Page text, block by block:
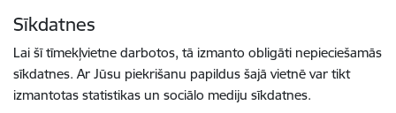
Sīkdatnes
Lai šī tīmekļvietne darbotos, tā izmanto obligāti nepieciešamās
sīkdatnes. Ar Jūsu piekrišanu papildus šajā vietnē var tikt
izmantotas statistikas un sociālo mediju sīkdatnes.